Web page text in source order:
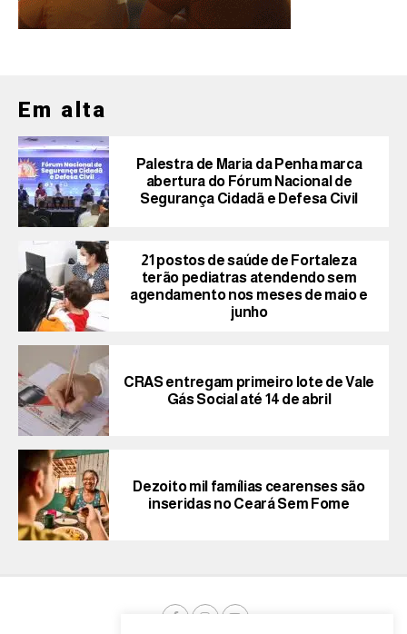
Em alta
Palestra de Maria da Penha marca
abertura do Fórum Nacional de
Segurança Cidadã e Defesa Civil
21 postos de saúde de Fortaleza
terão pediatras atendendo sem
agendamento nos meses de maio e
junho
CRAS entregam primeiro lote de Vale
Gás Social até 14 de abril
Dezoito mil famílias cearenses são
inseridas no Ceará Sem Fome